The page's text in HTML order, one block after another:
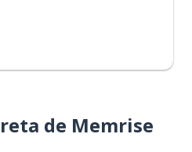
de Memrise